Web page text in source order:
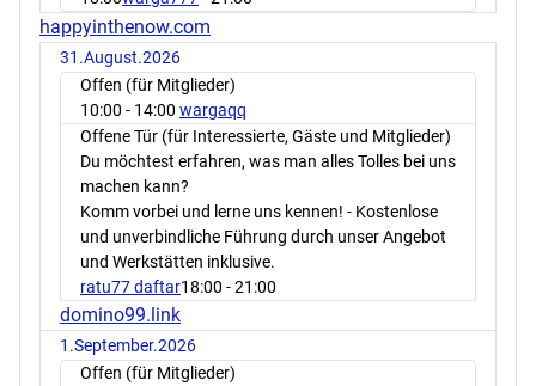
happyinthenow.com
31.August.2026
Offen (für Mitglieder)
10:00 - 14:00 wargaqq
Offene Tür (für Interessierte, Gäste und Mitglieder)
Du möchtest erfahren, was man alles Tolles bei uns
machen kann?
Komm vorbei und lerne uns kennen! - Kostenlose
und unverbindliche Führung durch unser Angebot
und Werkstätten inklusive.
ratu77 daftar18:00 - 21:00
domino99.link
1.September.2026
Offen (für Mitglieder)